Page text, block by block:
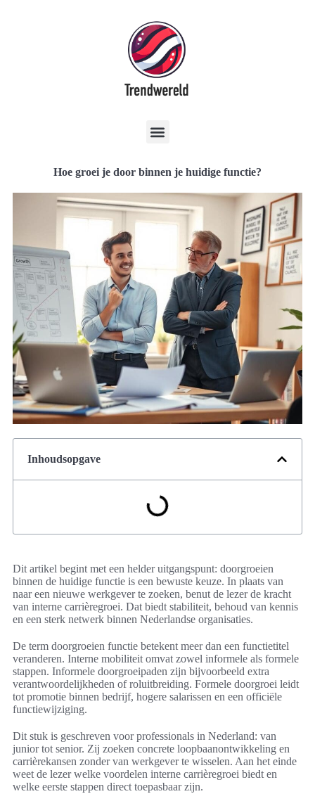
Hoe groei je door binnen je huidige functie?
Inhoudsopgave
Dit artikel begint met een helder uitgangspunt: doorgroeien
binnen de huidige functie is een bewuste keuze. In plaats van
naar een nieuwe werkgever te zoeken, benut de lezer de kracht
van interne carrièregroei. Dat biedt stabiliteit, behoud van kennis
en een sterk netwerk binnen Nederlandse organisaties.
De term doorgroeien functie betekent meer dan een functietitel
veranderen. Interne mobiliteit omvat zowel informele als formele
stappen. Informele doorgroeipaden zijn bijvoorbeeld extra
verantwoordelijkheden of roluitbreiding. Formele doorgroei leidt
tot promotie binnen bedrijf, hogere salarissen en een officiële
functiewijziging.
Dit stuk is geschreven voor professionals in Nederland: van
junior tot senior. Zij zoeken concrete loopbaanontwikkeling en
carrièrekansen zonder van werkgever te wisselen. Aan het einde
weet de lezer welke voordelen interne carrièregroei biedt en
welke eerste stappen direct toepasbaar zijn.